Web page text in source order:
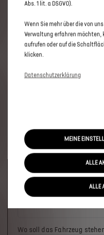
Welches Fahrzeug möchten
Wo soll das Fahrzeug
Abs. 1 lit. a DSGVO).
Wenn Sie mehr über die von
Verwaltung erfahren möchten,
aufrufen oder auf die
klicken.
Datenschutzerklärung
MEINE
ALLE
ALLE